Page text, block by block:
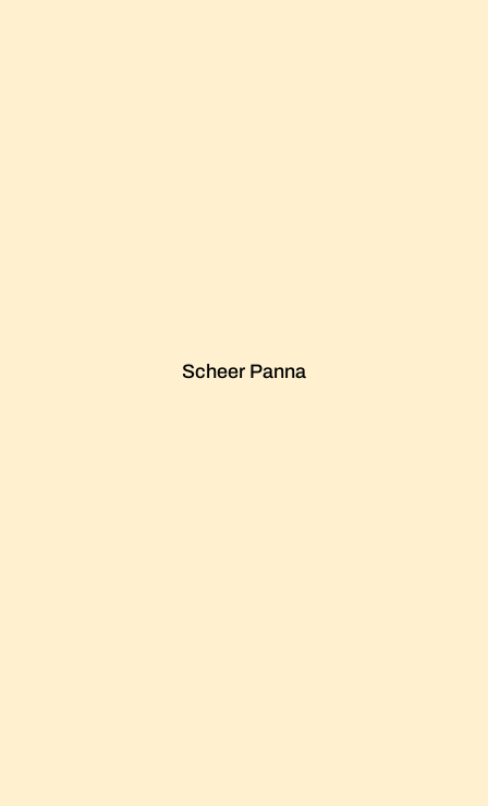
Scheer Panna